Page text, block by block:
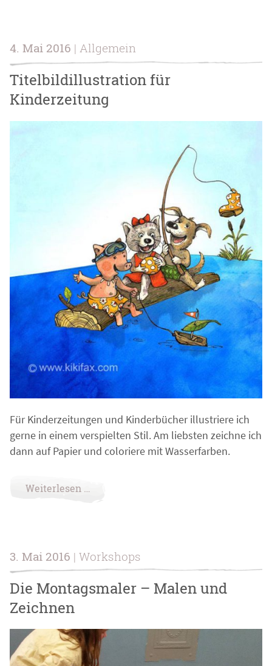
4. Mai 2016 | Allgemein
Titelbildillustration für
Kinderzeitung
Für Kinderzeitungen und Kinderbücher illustriere ich
gerne in einem verspielten Stil. Am liebsten zeichne ich
dann auf Papier und coloriere mit Wasserfarben.
Weiterlesen …
3. Mai 2016 | Workshops
Die Montagsmaler – Malen und
Zeichnen